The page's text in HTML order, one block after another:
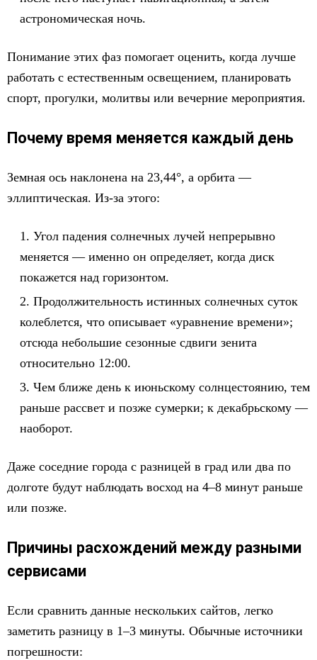
астрономическая ночь.
Понимание этих фаз помогает оценить, когда лучше
работать с естественным освещением, планировать
спорт, прогулки, молитвы или вечерние мероприятия.
Почему время меняется каждый день
Земная ось наклонена на 23,44°, а орбита —
эллиптическая. Из-за этого:
Угол падения солнечных лучей непрерывно
меняется — именно он определяет, когда диск
покажется над горизонтом.
Продолжительность истинных солнечных суток
колеблется, что описывает «уравнение времени»;
отсюда небольшие сезонные сдвиги зенита
относительно 12:00.
Чем ближе день к июньскому солнцестоянию, тем
раньше рассвет и позже сумерки; к декабрьскому —
наоборот.
Даже соседние города с разницей в град или два по
долготе будут наблюдать восход на 4–8 минут раньше
или позже.
Причины расхождений между разными
сервисами
Если сравнить данные нескольких сайтов, легко
заметить разницу в 1–3 минуты. Обычные источники
погрешности: